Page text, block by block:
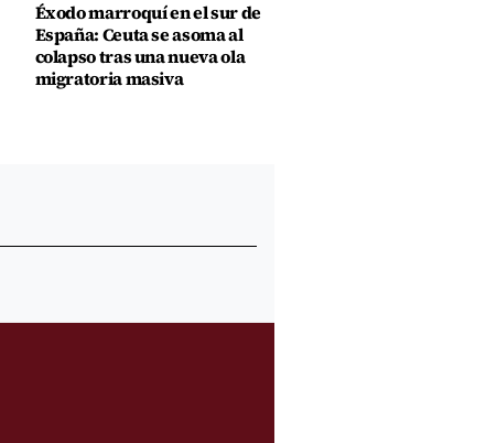
Éxodo marroquí en el sur de
España: Ceuta se asoma al
colapso tras una nueva ola
migratoria masiva